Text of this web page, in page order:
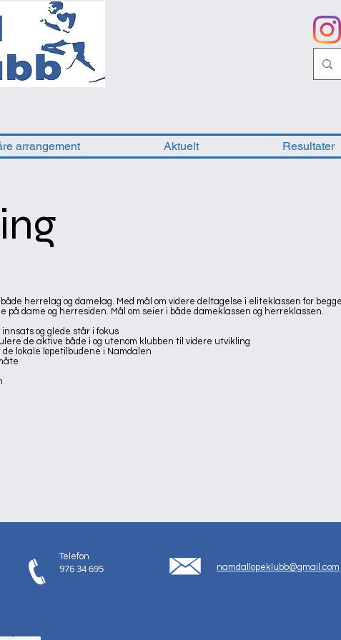
arrangement Aktuelt Resultater
herrelag og damelag. Med mål om videre deltagelse i eliteklassen for
på dame og herresiden. Mål om seier i både dameklassen og herreklassen.
og glede står i fokus
de aktive både i og utenom klubben til videre utvikling
lokale løpetilbudene i Namdalen
Telefon
976 34 695 namdallopeklubb@gmail.com